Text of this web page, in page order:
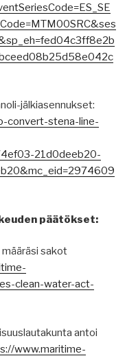
jälkiasennukset:
convert-stena-line-
21d0deeb20-
päätökset:
sakot
clean-water-act-
antoi
www.maritime-